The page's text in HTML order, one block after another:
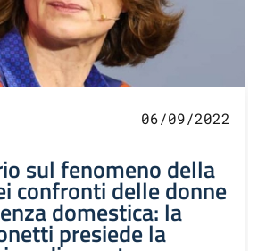
06/09/2022
sul fenomeno della
confronti delle donne
domestica: la
presiede la